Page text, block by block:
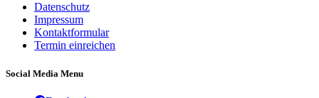
Datenschutz
Impressum
Kontaktformular
Termin einreichen
Social Media Menu